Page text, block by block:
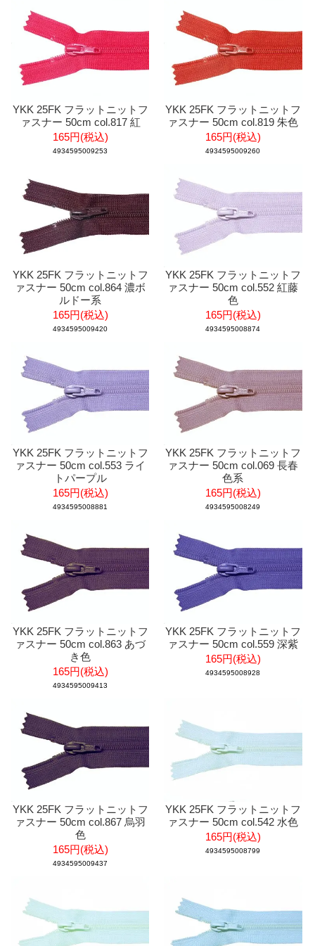
YKK 25FK フラットニットフ
ァスナー 50cm col.817 紅
165円(税込)
4934595009253
YKK 25FK フラットニットフ
ァスナー 50cm col.819 朱色
165円(税込)
4934595009260
YKK 25FK フラットニットフ
ァスナー 50cm col.864 濃ボ
ルドー系
165円(税込)
4934595009420
YKK 25FK フラットニットフ
ァスナー 50cm col.552 紅藤
色
165円(税込)
4934595008874
YKK 25FK フラットニットフ
ァスナー 50cm col.553 ライ
トパープル
165円(税込)
4934595008881
YKK 25FK フラットニットフ
ァスナー 50cm col.069 長春
色系
165円(税込)
4934595008249
YKK 25FK フラットニットフ
ァスナー 50cm col.863 あづ
き色
165円(税込)
4934595009413
YKK 25FK フラットニットフ
ァスナー 50cm col.559 深紫
165円(税込)
4934595008928
YKK 25FK フラットニットフ
ァスナー 50cm col.867 烏羽
色
165円(税込)
4934595009437
YKK 25FK フラットニットフ
ァスナー 50cm col.542 水色
165円(税込)
4934595008799